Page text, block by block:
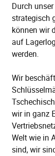
Durch
strategisch
können wir
auf
werden.
Wir
wir in ganz
Welt wie in
sind, wir